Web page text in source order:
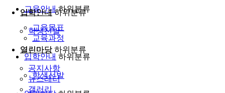
입학안내 하위분류
학생선발
열린마당 하위분류
공지사항
뉴스레터
갤러리
교육안내 하위분류
교육목표
교육과정
입학안내 하위분류
학생선발